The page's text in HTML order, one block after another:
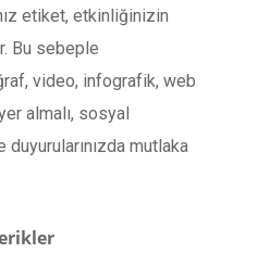
etiket, etkinliğinizin
Bu sebeple
video, infografik, web
almalı, sosyal
duyurularınızda mutlaka